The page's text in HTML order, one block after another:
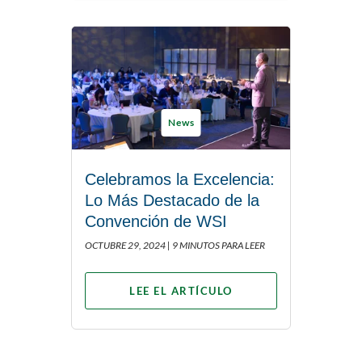
News
Celebramos la Excelencia:
Lo Más Destacado de la
Convención de WSI
OCTUBRE 29, 2024 | 9 MINUTOS PARA LEER
LEE EL ARTÍCULO